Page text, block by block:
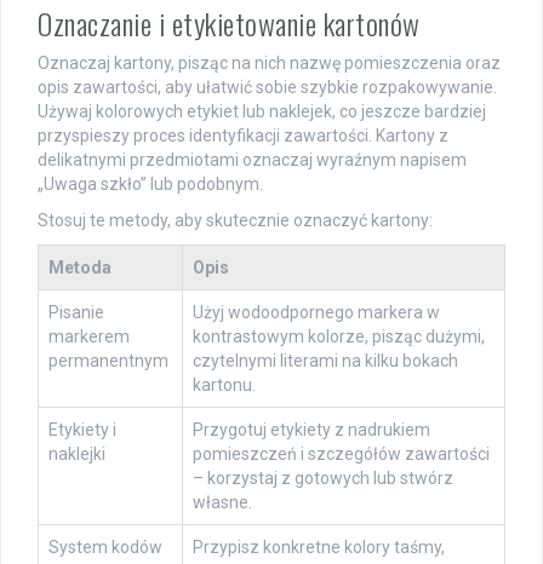
Oznaczanie i etykietowanie kartonów
Oznaczaj kartony, pisząc na nich nazwę pomieszczenia oraz
opis zawartości, aby ułatwić sobie szybkie rozpakowywanie.
Używaj kolorowych etykiet lub naklejek, co jeszcze bardziej
przyspieszy proces identyfikacji zawartości. Kartony z
delikatnymi przedmiotami oznaczaj wyraźnym napisem
„Uwaga szkło” lub podobnym.
Stosuj te metody, aby skutecznie oznaczyć kartony:
Metoda Opis
Pisanie
markerem
permanentnym
Użyj wodoodpornego markera w
kontrastowym kolorze, pisząc dużymi,
czytelnymi literami na kilku bokach
kartonu.
Etykiety i
naklejki
Przygotuj etykiety z nadrukiem
pomieszczeń i szczegółów zawartości
– korzystaj z gotowych lub stwórz
własne.
System kodów
Przypisz konkretne kolory taśmy,